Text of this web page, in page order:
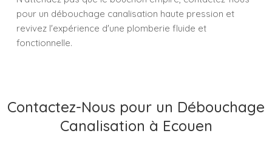
pour un débouchage canalisation haute pression et
revivez l'expérience d'une plomberie fluide et
fonctionnelle.
Contactez-Nous pour un Débouchage
Canalisation à Ecouen